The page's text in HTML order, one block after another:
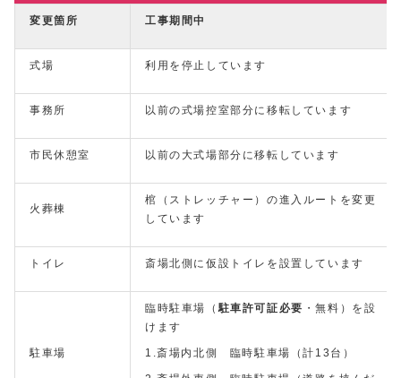
変更箇所 工事期間中
式場 利用を停止しています
事務所 以前の式場控室部分に移転しています
市民休憩室 以前の大式場部分に移転しています
火葬棟
棺（ストレッチャー）の進入ルートを変更
しています
トイレ 斎場北側に仮設トイレを設置しています
駐車場
臨時駐車場（ 駐車許可証必要 ・無料）を設
けます
1.斎場内北側 臨時駐車場（計13台）